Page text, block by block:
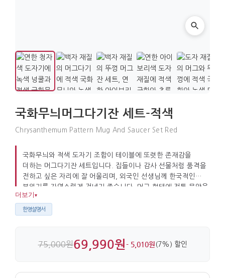
국화무늬머그다기잔 세트-적색
Chrysanthemum Pattern Mug And Saucer Set Red
국화무늬와 적색 도자기 조합이 테이블에 또렷한 존재감을
더하는 머그다기잔 세트입니다. 집들이나 감사 선물처럼 품격을
전하고 싶은 자리에 잘 어울리며, 외국인 선생님께 한국적인
분위기를 자연스럽게 건네기 좋습니다. 머그 형태에 전통 문양을
더해 실사용과 장식용 모두 만족스럽습니다.
더보기 ▾
한영설명서
75,000원69,990원- 5,010원 (7%) 할인